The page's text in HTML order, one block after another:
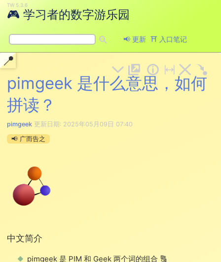
🎮 学习者的数字游乐园
📢 更新 ⛩ 入口笔记
pimgeek 是什么意思，如何
拼读？
pimgeek 更新日期: 2025年05月09日 07:40
📢 广而告之
中文简介
pimgeek 是 PIM 和 Geek 两个词的组合 🔠